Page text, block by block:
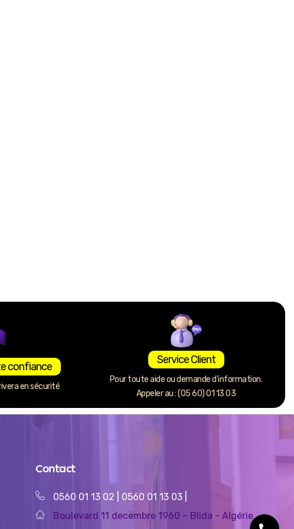
confiance
en sécurité
Service Client
Pour toute aide ou demande d’information.
Appeler au : (05 60) 01 13 03
Contact
0560 01 13 02 0560 01 13 03
Boulevard 11 decembre 1960 – Blida - Algérie